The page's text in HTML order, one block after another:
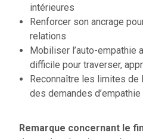
intérieures
Renforcer son ancrage
relations
Mobiliser l’auto-empathie
difficile pour traverser,
Reconnaître les limites de
des demandes d’empathie
Remarque concernant le